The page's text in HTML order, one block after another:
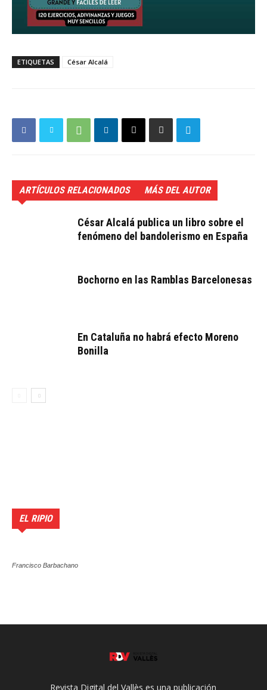
ETIQUETAS César Alcalá
ARTÍCULOS RELACIONADOS MÁS DEL AUTOR
César Alcalá publica un libro sobre el
fenómeno del bandolerismo en España
Bochorno en las Ramblas Barcelonesas
En Cataluña no habrá efecto Moreno
Bonilla
EL RIPIO
Francisco Barbachano
Revista Digital del Vallès es una publicación